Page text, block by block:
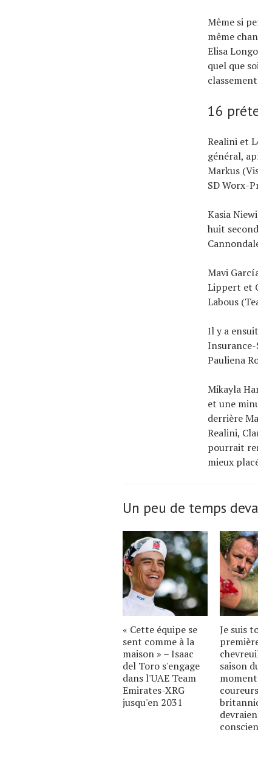
Même si
même
Elisa
quel que
16
Realini et
général,
Markus
SD Worx-
Kasia
huit
Mavi
Lippert et
Labous
Il y a
Insurance-
Pauliena
Mikayla
et une
derrière
Realini,
pourrait
mieux
Un peu de temps
« Cette équipe se
sent comme à la
maison » – Isaac
del Toro s'engage
dans l'UAE Team
Emirates-XRG
jusqu'en 2031
Je suis
saison